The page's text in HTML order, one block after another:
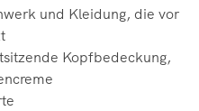
und Kleidung, die vor
Kopfbedeckung,